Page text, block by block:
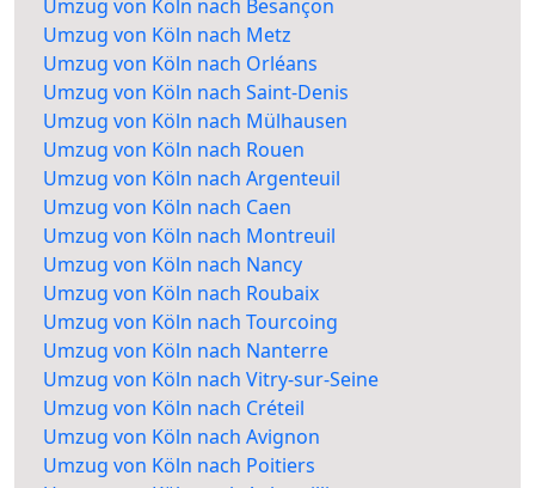
Umzug von Köln nach Besançon
Umzug von Köln nach Metz
Umzug von Köln nach Orléans
Umzug von Köln nach Saint-Denis
Umzug von Köln nach Mülhausen
Umzug von Köln nach Rouen
Umzug von Köln nach Argenteuil
Umzug von Köln nach Caen
Umzug von Köln nach Montreuil
Umzug von Köln nach Nancy
Umzug von Köln nach Roubaix
Umzug von Köln nach Tourcoing
Umzug von Köln nach Nanterre
Umzug von Köln nach Vitry-sur-Seine
Umzug von Köln nach Créteil
Umzug von Köln nach Avignon
Umzug von Köln nach Poitiers